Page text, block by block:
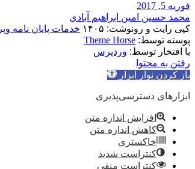
فوریه 5, 2017
محمد حسین امین ابراهیم آبادی
کپی رایت و رونوشت: ۱۴۰۵
خدمات پایان نامه
پوسته توسط: Theme Horse
با افتخار توسط: وردپرس
رفتن به محتوا
باز کردن نوار ابزار
ابزارهای دسترسی‌پذیری
افزایش اندازه متن
کاهش اندازه متن
خاکستری
کنتراست شدید
کنتراست منفی